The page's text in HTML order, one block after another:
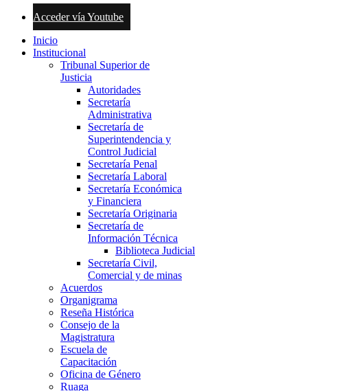
Acceder vía Youtube
Inicio
Institucional
Tribunal Superior de
Justicia
Autoridades
Secretaría
Administrativa
Secretaría de
Superintendencia y
Control Judicial
Secretaría Penal
Secretaría Laboral
Secretaría Económica
y Financiera
Secretaría Originaria
Secretaría de
Información Técnica
Biblioteca Judicial
Secretaría Civil,
Comercial y de minas
Acuerdos
Organigrama
Reseña Histórica
Consejo de la
Magistratura
Escuela de
Capacitación
Oficina de Género
Ruaga